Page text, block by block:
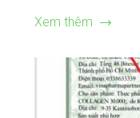
Xem thêm